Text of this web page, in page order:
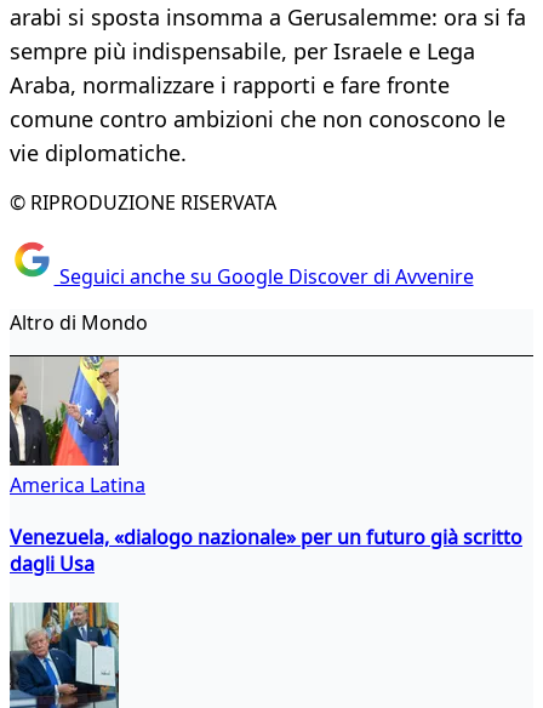
arabi si sposta insomma a Gerusalemme: ora si fa
sempre più indispensabile, per Israele e Lega
Araba, normalizzare i rapporti e fare fronte
comune contro ambizioni che non conoscono le
vie diplomatiche.
© RIPRODUZIONE RISERVATA
Seguici anche su Google Discover di Avvenire
Altro di Mondo
America Latina
Venezuela, «dialogo nazionale» per un futuro già scritto
dagli Usa